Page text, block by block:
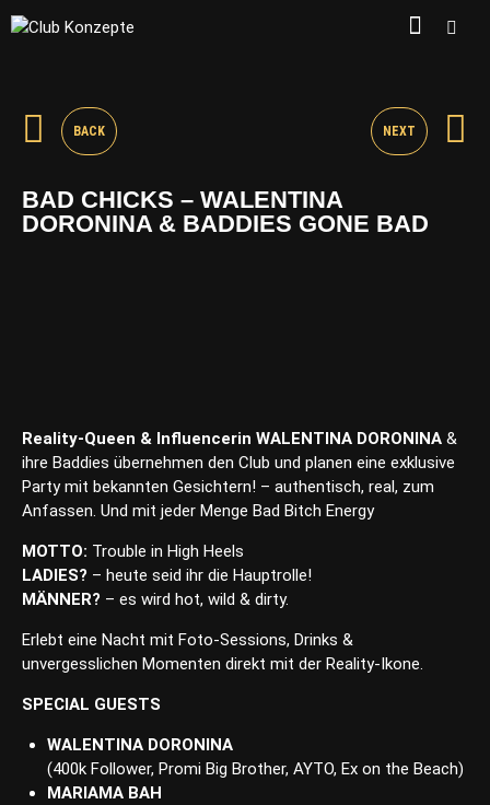
BACK NEXT
BAD CHICKS – WALENTINA
DORONINA & BADDIES GONE BAD
Reality-Queen & Influencerin WALENTINA DORONINA &
ihre Baddies übernehmen den Club und planen eine exklusive
Party mit bekannten Gesichtern! – authentisch, real, zum
Anfassen. Und mit jeder Menge Bad Bitch Energy
MOTTO: Trouble in High Heels
LADIES? – heute seid ihr die Hauptrolle!
MÄNNER? – es wird hot, wild & dirty.
Erlebt eine Nacht mit Foto-Sessions, Drinks &
unvergesslichen Momenten direkt mit der Reality-Ikone.
SPECIAL GUESTS
WALENTINA DORONINA
(400k Follower, Promi Big Brother, AYTO, Ex on the Beach)
MARIAMA BAH